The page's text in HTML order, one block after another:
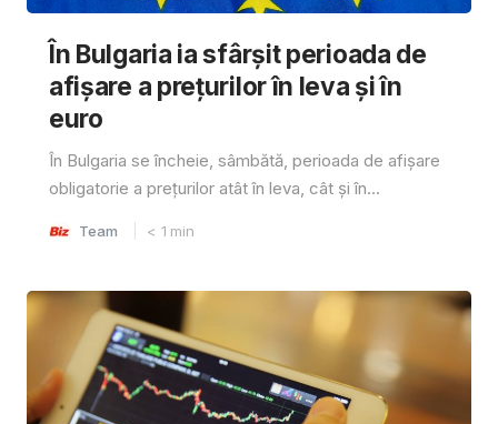
În Bulgaria ia sfârşit perioada de
afișare a prețurilor în ​​leva și în
euro
În Bulgaria se încheie, sâmbătă, perioada de afișare
obligatorie a prețurilor atât în ​​leva, cât și în...
Team < 1 min